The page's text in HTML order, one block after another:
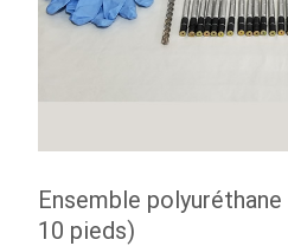
Ensemble
10 pieds)